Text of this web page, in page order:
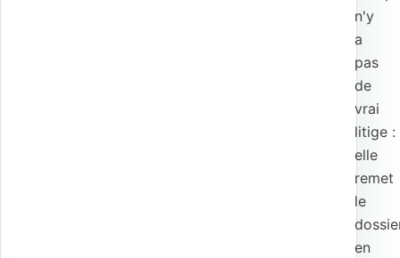
n'y
a
pas
de
vrai
litige :
elle
remet
le
en